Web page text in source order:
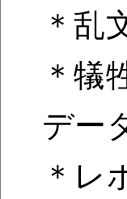
＊乱
＊犠
デー
＊レ